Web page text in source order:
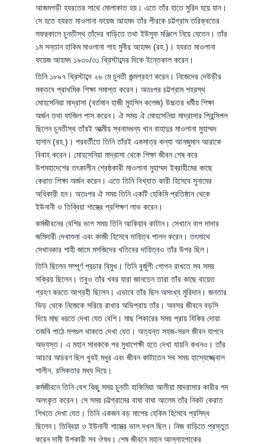
আজমগড়ী হযরতের সাথে মোলাকাত হয়। এতে তাঁর হাতে মুরিদ হয়ে যান।
সে হতে হযরত মাওলানা ফয়েজ আহমদ তাঁর পীরকে চট্টগ্রাম তরিক্বতের
সফরকালে চুনতীস্থ তাঁদের বাড়িতে তথা ইউসুফ মঞ্জিলে নিয়ে যেতেন। তাঁর
১ম সন্তান হাকিম মাওলানা শাহ মুনীর আহমদ (রহ.)। হযরত মাওলানা
ফয়েজ আহমদ ১৯৩০/৩১ খ্রিস্টাব্দের দিকে ইন্তেকাল করেন।
তিনি ১৮৯৭ খ্রিস্টাব্দে ২৬ মে চুনতী জন্মগ্রহণ করেন। নিজেদের দেউড়ীর
মক্তবে প্রাথমিক শিক্ষা সমাপ্ত করেন। অতঃপর চট্টগ্রাম শহরস্থ
মোহসেনিয়া মাদ্রাসা (বর্তমান হাজী মুহসিন কলেজ) উচ্চতর ধর্মীয় শিক্ষা
অর্জন তথা ফাজিল পাস করেন। ঐ সময় ঐ মোহসেনিয়া মাদ্রাসার প্রিন্সিপল
ছিলেন চুনতীস্থ তাঁরই আত্মীয় স্বনামধন্য খান বাহাদুর মাওলানা মুহাম্মদ
হাসান (রহ.)। পরবর্তীতে তিনি তাঁরই একমাত্র কন্যা আনজুমান আরাকে
বিবাহ করেন। মোহসেনিয়া মাদ্রাসা থেকে শিক্ষা জীবন শেষ করে
উপমহাদেশের তৎকালীন শ্রেষ্ঠকারী মাওলানা মুহাম্মদ ইব্রাহীমের কাছে
কেরাত শিক্ষা অর্জন করেন। এতে তিনি বিখ্যাত কারী হিসেবে সুনামের
অধিকারী হন। অতঃপর ঐ সময় তিনি একটি হেকিমি প্রতিষ্ঠান থেকে
ইউনানী ও তিব্বিয়া শাস্ত্রে প্রশিক্ষণ লাভ করেন।
কর্মজীবনের বেশির ভাগ সময় তিনি আকিয়াব কাটান। সেখানে বাপ দাদার
জমিদারী দেখাশুনা এবং কাজী হিসেবে দায়িত্ব পালন করেন। তৎসাথে
সেখানকার শাহী জামে মসজিদের খতিবের দায়িত্বও তাঁর উপর ছিল।
তিনি ছিলেন সম্পূর্ণ প্রচার বিমুখ। তিনি বুর্জুগী গোপন রাখতে সব সময়
সক্রিয় ছিলেন। তবুও তাঁর খবর যারা জানতেন তারা তাঁর কাছে বায়েত
গ্রহণ করতে আগ্রহী ছিলেন। এভাবে তাঁর ছিল অসংখ্য মুরিদান। জনতার
ভিড় থেকে নিজেকে সরিয়ে রাখার অভিপ্রায় তাঁর। অবসর জীবনে বড়সি
দিয়ে মাছ ধরতে দেখা যেত বেশি। মাছ শিকারের সময় প্রায় যিকির দোয়া
তজবি পাঠে মশগুল থাকতে দেখা যেত। অত্যন্ত সহজ-সরল জীবন যাপনে
অভ্যস্ত। এ মহান সাধককে পর মুখাপেক্ষী হতে দেখা যায়নি কখনও। তাঁর
আচার আচরণ ছিল খুবই মধুর এবং জীবন কাটাতেন সব সময় হাস্যেজ্জ্বোল
শালীন, রসিকতার মধ্য দিয়ে।
কর্মজীবনে তিনি বেশ কিছু সময় চুনতী হাকিমিয়া আলীয়া মাদরাসার কারীর পদ
অলংকৃত করেন। সে সময় চট্টগ্রামের বাঘা বাঘা আলেম তাঁর নিকট কেরাত
শিখতে দেখা যেত। তিনি একজন বড় মাপের হেকিম হিসেবে প্রসিদ্ধ
ছিলেন। তিব্বিয়া ও ইউনানী শাস্ত্রে ভাল দখল ছিল। নিজ বাড়িতে প্রস্তুত
করেন দামী উপকারী সব ঔষধ। শেষ জীবনে মহান আল্লাহপাকের